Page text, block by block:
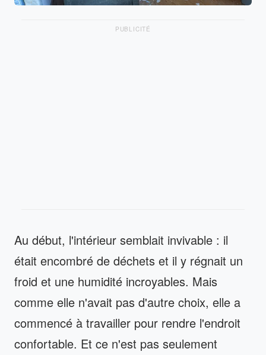
PUBLICITÉ
Au début, l'intérieur semblait invivable : il
était encombré de déchets et il y régnait un
froid et une humidité incroyables. Mais
comme elle n'avait pas d'autre choix, elle a
commencé à travailler pour rendre l'endroit
confortable. Et ce n'est pas seulement